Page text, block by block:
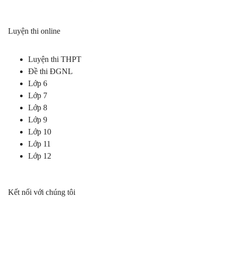
Luyện thi online
Luyện thi THPT
Đề thi ĐGNL
Lớp 6
Lớp 7
Lớp 8
Lớp 9
Lớp 10
Lớp 11
Lớp 12
Kết nối với chúng tôi